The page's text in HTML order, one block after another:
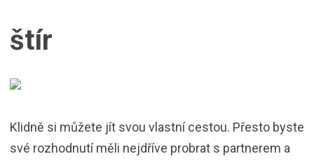
štír
Klidně si můžete jít svou vlastní cestou. Přesto byste
své rozhodnutí měli nejdříve probrat s partnerem a